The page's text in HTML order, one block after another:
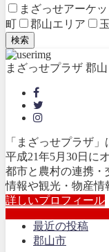
まざっせアーケッ
町
郡山エリア
検索
まざっせプラザ 郡山
「まざっせプラザ
平成21年5月30日に
都市と農村の連携・
情報や観光・物産情
詳しいプロフィール
最近の投稿
郡山市